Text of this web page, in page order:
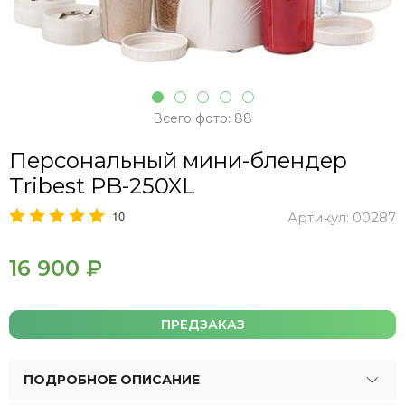
Всего фото: 88
Персональный мини-блендер
Tribest PB-250XL
10 Артикул: 00287
16 900 ₽
ПРЕДЗАКАЗ
ПОДРОБНОЕ ОПИСАНИЕ